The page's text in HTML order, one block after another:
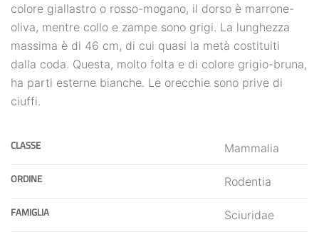
colore giallastro o rosso-mogano, il dorso è marrone-
oliva, mentre collo e zampe sono grigi. La lunghezza
massima è di 46 cm, di cui quasi la metà costituiti
dalla coda. Questa, molto folta e di colore grigio-bruna,
ha parti esterne bianche. Le orecchie sono prive di
ciuffi.
CLASSE Mammalia
ORDINE Rodentia
FAMIGLIA Sciuridae